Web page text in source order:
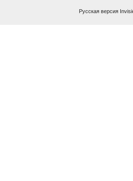
Русская версия